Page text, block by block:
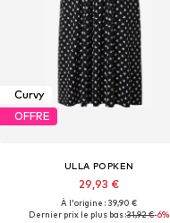
Curvy
OFFRE
ULLA POPKEN
29,93 €
À l'origine : 39,90 €
Dernier prix le plus bas :31,92 €-6%